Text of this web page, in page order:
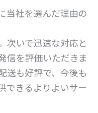
当社を選んだ理由の
次いで迅速な対応と
信を評価いただきま
送も好評で、今後も
できるよりよいサー